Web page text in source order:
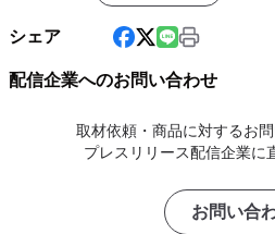
シェア
配信企業へのお問い合わせ
取材依頼・商品に対するお問
プレスリリース配信企業に
お問い合